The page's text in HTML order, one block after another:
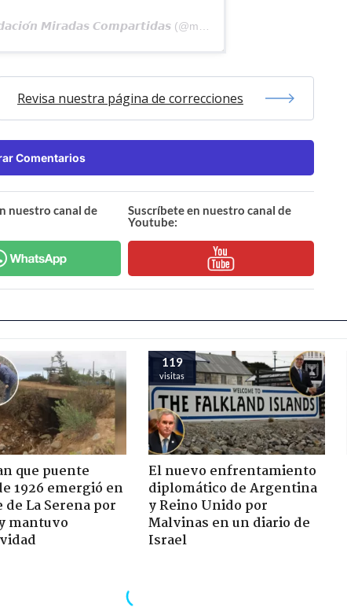
Revisa nuestra página de correcciones
Comentarios
nuestro canal de
Suscríbete en nuestro canal de
Youtube:
que puente
1926 emergió en
La Serena por
mantuvo
119
visitas
El nuevo enfrentamiento
diplomático de Argentina
y Reino Unido por
Malvinas en un diario de
Israel